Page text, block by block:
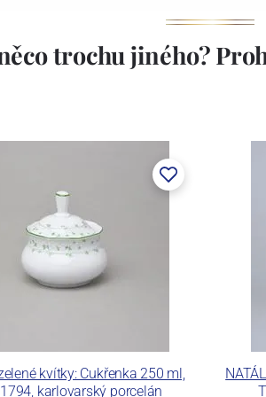
zařízení. Závod je vybaven
a vtavnou dekorační pecí.
dekoračních technik.
LC a Thun Hotel & Restaurant.
trochu jiného?
kvítky: Cukřenka 250 ml,
karlovarský porcelán